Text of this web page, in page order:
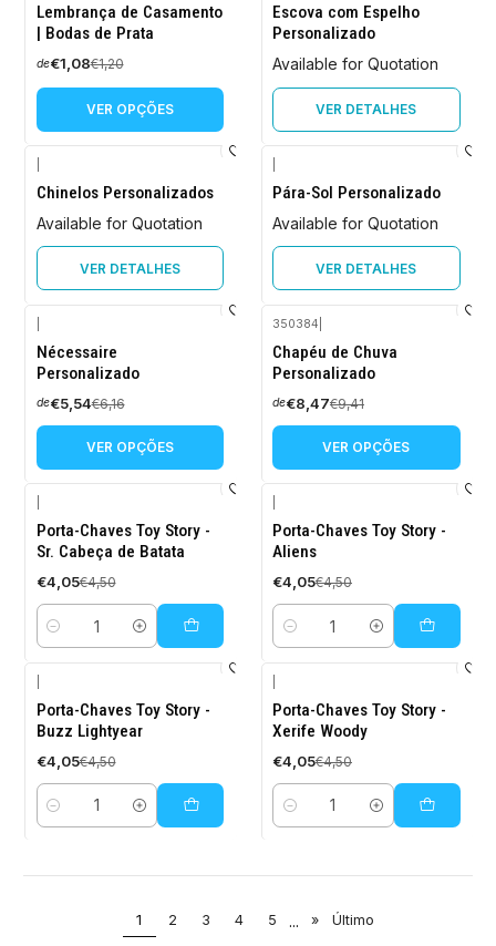
-10%
DESCONTO
Lembrança de Casamento
| Bodas de Prata
de€1,08€1,20
VER OPÇÕES
Escova com Espelho
Personalizado
Available for Quotation
VER DETALHES
Chinelos Personalizados
Available for Quotation
VER DETALHES
Pára-Sol Personalizado
Available for Quotation
VER DETALHES
-10%
DESCONTO
Nécessaire
Personalizado
de€5,54€6,16
VER OPÇÕES
-10%
DESCONTO
350384
Chapéu de Chuva
Personalizado
de€8,47€9,41
VER OPÇÕES
-10%
DESCONTO
Porta-Chaves Toy Story -
Sr. Cabeça de Batata
€4,05€4,50
Quantidade
-10%
DESCONTO
Porta-Chaves Toy Story -
Aliens
€4,05€4,50
Quantidade
-10%
DESCONTO
Porta-Chaves Toy Story -
Buzz Lightyear
€4,05€4,50
Quantidade
-10%
DESCONTO
Porta-Chaves Toy Story -
Xerife Woody
€4,05€4,50
Quantidade
1 2 3 4 5 ... » Último